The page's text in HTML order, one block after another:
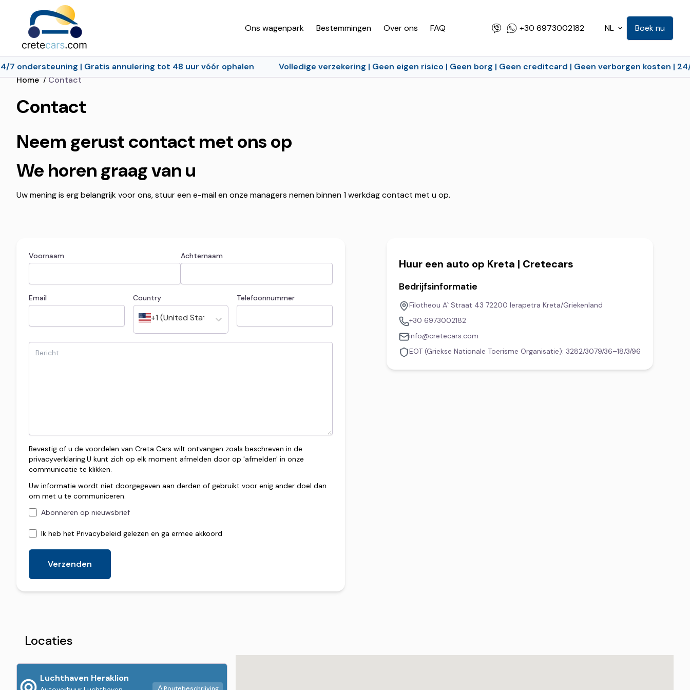
Ons wagenpark Bestemmingen Over ons FAQ +30 6973002182 NL Boek nu
| Gratis annulering tot 48 uur vóór ophalen
Volledige verzekering | Geen eigen risico | Geen borg | Geen creditcard | Geen verborgen kosten | 24/7
Home /Contact
Contact
Neem gerust contact met ons op
We horen graag van u
Uw mening is erg belangrijk voor ons, stuur een e-mail en onze managers nemen binnen 1 werkdag contact met u op.
Voornaam Achternaam
Email Country
+1 (United States)
Telefoonnummer
Bevestig of u de voordelen van Creta Cars wilt ontvangen zoals beschreven in de
privacyverklaring.U kunt zich op elk moment afmelden door op 'afmelden' in onze
communicatie te klikken.
Uw informatie wordt niet doorgegeven aan derden of gebruikt voor enig ander doel dan
om met u te communiceren.
Abonneren op nieuwsbrief
Ik heb het Privacybeleid gelezen en ga ermee akkoord
Verzenden
Huur een auto op Kreta | Cretecars
Bedrijfsinformatie
Filotheou A` Straat 43 72200 Ierapetra Kreta/Griekenland
+30 6973002182
info@cretecars.com
EOT (Griekse Nationale Toerisme Organisatie): 3282/3079/36–18/3/96
Locaties
Luchthaven Heraklion